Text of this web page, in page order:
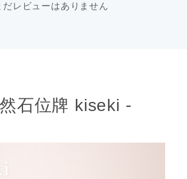
だレビューはありません
石位牌 kiseki -